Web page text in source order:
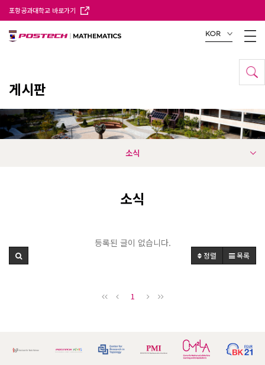
포항공과대학교 바로가기
KOR
게시판
소식
소식
등록된 글이 없습니다.
정렬 목록
1